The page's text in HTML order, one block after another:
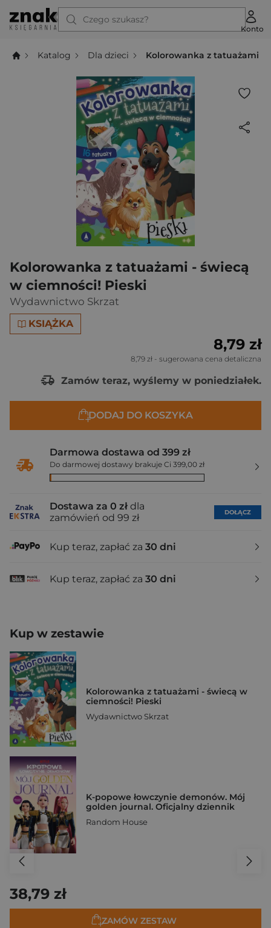
Czego szukasz?
Konto
Katalog Dla dzieci Kolorowanka z tatuażami -
Kolorowanka z tatuażami - świecą
w ciemności! Pieski
Wydawnictwo Skrzat
KSIĄŻKA
8,79 zł
8,79 zł - sugerowana cena detaliczna
Zamów teraz, wyślemy w poniedziałek.
DODAJ DO KOSZYKA
Darmowa dostawa od 399 zł
Do darmowej dostawy brakuje Ci 399,00 zł
Dostawa za 0 zł dla
zamówień od 99 zł
DOŁĄCZ
Kup teraz, zapłać za 30 dni
Kup teraz, zapłać za 30 dni
Kup w zestawie
Kolorowanka z tatuażami - świecą w
ciemności! Pieski
Wydawnictwo Skrzat
K-popowe łowczynie demonów. Mój
golden journal. Oficjalny dziennik
Random House
38,79 zł
ZAMÓW ZESTAW